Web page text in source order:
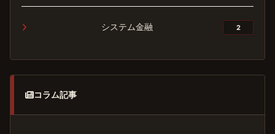
システム金融 2
コラム記事